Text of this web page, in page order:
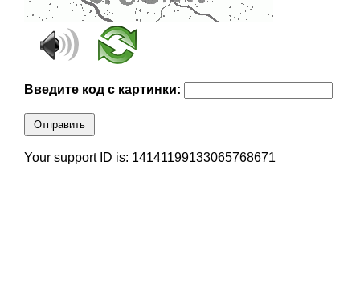
Введите код с картинки:
Отправить
Your support ID is: 14141199133065768671